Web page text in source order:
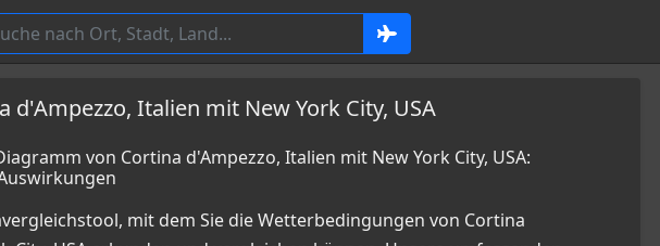
d'Ampezzo, Italien mit New York City, USA
von Cortina d'Ampezzo, Italien mit New York City, USA:
mit dem Sie die Wetterbedingungen von Cortina